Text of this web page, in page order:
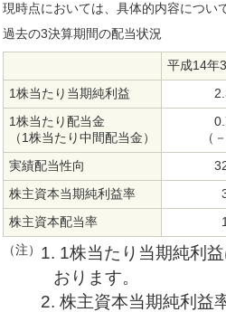
現時点においては、具体的内容につい
過去の3決算期間の配当状況
平成14年
1株当たり当期純利益
1株当たり配当金
（1株当たり中間配当金）
（
実績配当性向
株主資本当期純利益率
株主資本配当率
（注） 1. 1株当たり当期純利
おります。
2. 株主資本当期純利益